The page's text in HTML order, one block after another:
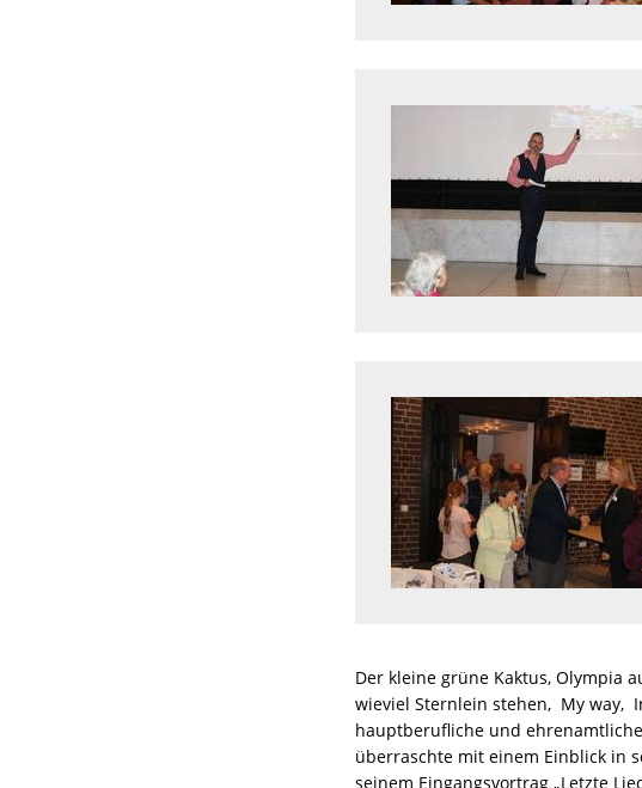
Der kleine grüne Kaktus, Olympia
wieviel Sternlein stehen, My way,
hauptberufliche und
überraschte mit einem Einblick in
seinem Eingangsvortrag „Letzte